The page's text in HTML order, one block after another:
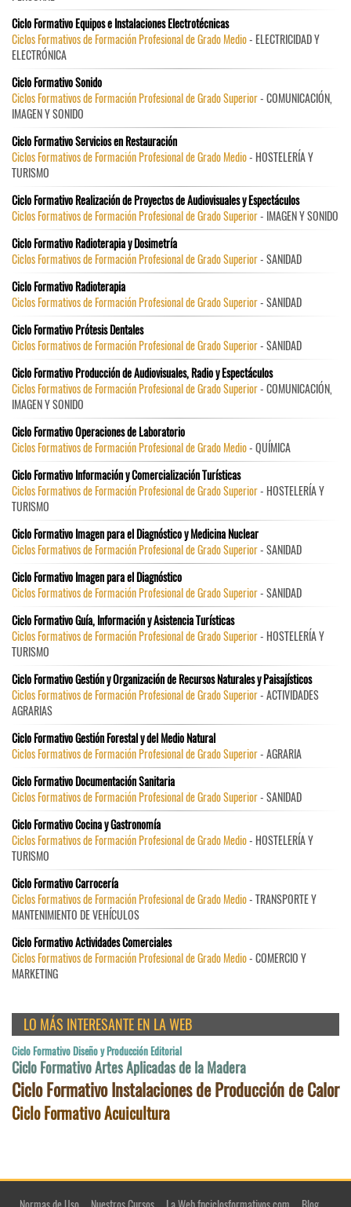
Ciclo Formativo Equipos e Instalaciones Electrotécnicas
Ciclos Formativos de Formación Profesional de Grado Medio- ELECTRICIDAD Y
ELECTRÓNICA
Ciclo Formativo Sonido
Ciclos Formativos de Formación Profesional de Grado Superior- COMUNICACIÓN,
IMAGEN Y SONIDO
Ciclo Formativo Servicios en Restauración
Ciclos Formativos de Formación Profesional de Grado Medio- HOSTELERÍA Y
TURISMO
Ciclo Formativo Realización de Proyectos de Audiovisuales y Espectáculos
Ciclos Formativos de Formación Profesional de Grado Superior- IMAGEN Y SONIDO
Ciclo Formativo Radioterapia y Dosimetría
Ciclos Formativos de Formación Profesional de Grado Superior- SANIDAD
Ciclo Formativo Radioterapia
Ciclos Formativos de Formación Profesional de Grado Superior- SANIDAD
Ciclo Formativo Prótesis Dentales
Ciclos Formativos de Formación Profesional de Grado Superior- SANIDAD
Ciclo Formativo Producción de Audiovisuales, Radio y Espectáculos
Ciclos Formativos de Formación Profesional de Grado Superior- COMUNICACIÓN,
IMAGEN Y SONIDO
Ciclo Formativo Operaciones de Laboratorio
Ciclos Formativos de Formación Profesional de Grado Medio- QUÍMICA
Ciclo Formativo Información y Comercialización Turísticas
Ciclos Formativos de Formación Profesional de Grado Superior- HOSTELERÍA Y
TURISMO
Ciclo Formativo Imagen para el Diagnóstico y Medicina Nuclear
Ciclos Formativos de Formación Profesional de Grado Superior- SANIDAD
Ciclo Formativo Imagen para el Diagnóstico
Ciclos Formativos de Formación Profesional de Grado Superior- SANIDAD
Ciclo Formativo Guía, Información y Asistencia Turísticas
Ciclos Formativos de Formación Profesional de Grado Superior- HOSTELERÍA Y
TURISMO
Ciclo Formativo Gestión y Organización de Recursos Naturales y Paisajísticos
Ciclos Formativos de Formación Profesional de Grado Superior- ACTIVIDADES
AGRARIAS
Ciclo Formativo Gestión Forestal y del Medio Natural
Ciclos Formativos de Formación Profesional de Grado Superior- AGRARIA
Ciclo Formativo Documentación Sanitaria
Ciclos Formativos de Formación Profesional de Grado Superior- SANIDAD
Ciclo Formativo Cocina y Gastronomía
Ciclos Formativos de Formación Profesional de Grado Medio- HOSTELERÍA Y
TURISMO
Ciclo Formativo Carrocería
Ciclos Formativos de Formación Profesional de Grado Medio- TRANSPORTE Y
MANTENIMIENTO DE VEHÍCULOS
Ciclo Formativo Actividades Comerciales
Ciclos Formativos de Formación Profesional de Grado Medio- COMERCIO Y
MARKETING
LO MÁS INTERESANTE EN LA WEB
Ciclo Formativo Diseño y Producción Editorial
Ciclo Formativo Artes Aplicadas de la Madera
Ciclo Formativo Instalaciones de Producción de Calor
Ciclo Formativo Acuicultura